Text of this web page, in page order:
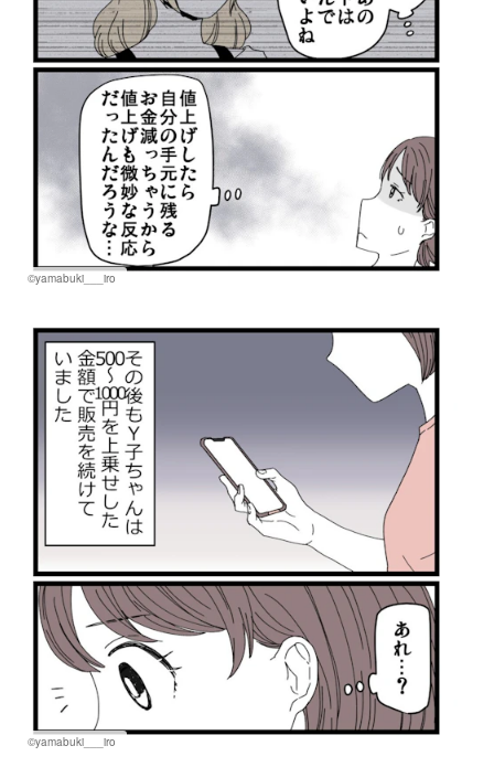
©yamabuki___iro
©yamabuki___iro